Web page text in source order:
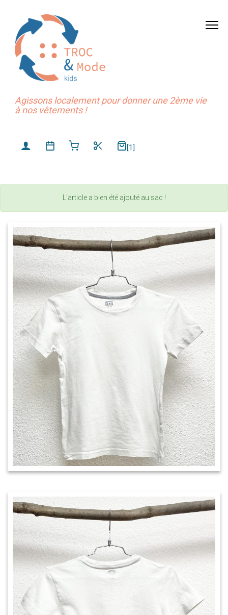
Agissons localement pour donner une 2ème vie
à nos vêtements !
[1]
L'article a bien été ajouté au sac !